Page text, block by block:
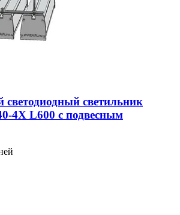
светильник
4Х L600 с подвесным